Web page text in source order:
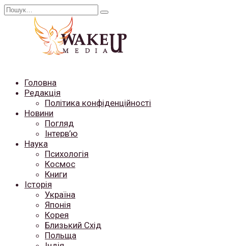
Перейти
Search
Головна
Редакція
Політика конфіденційності
Новини
Погляд
Інтерв’ю
Наука
Психологія
Космос
Книги
Історія
Україна
Японія
Корея
Близький Схід
Польща